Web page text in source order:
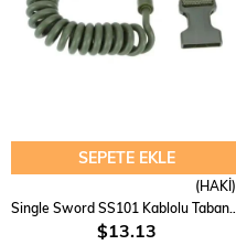
SEPETE EKLE
(HAKİ)
$13.13